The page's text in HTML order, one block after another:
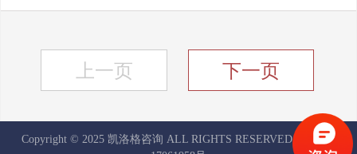
上一页 下一页
Copyright © 2025 凯洛格咨询 ALL RIGHTS RESERVED
京ICP备